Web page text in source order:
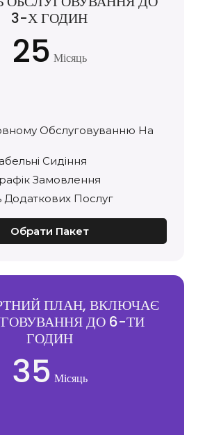
3-Х ГОДИН
25 Місяць
Обслуговуванню На
Сидіння
Замовлення
Додаткових Послуг
Обрати Пакет
ПЛАН, ВКЛЮЧАЄ
ДО 6-ТИ
ГОДИН
35 Місяць